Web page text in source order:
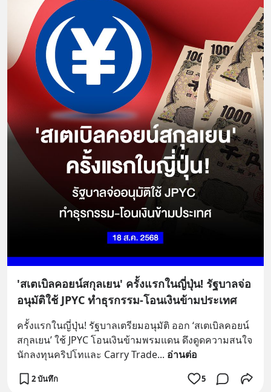
'สเตเบิลคอยน์สกุลเยน' ครั้งแรกในญี่ปุ่น! รัฐบาลจ่อ
อนุมัติใช้ JPYC ทำธุรกรรม-โอนเงินข้ามประเทศ
ครั้งแรกในญี่ปุ่น! รัฐบาลเตรียมอนุมัติ ออก ‘สเตเบิลคอยน์
สกุลเยน’ ใช้ JPYC โอนเงินข้ามพรมแดน ดึงดูดความสนใจ
นักลงทุนคริปโทและ Carry Trade... อ่านต่อ
2 บันทึก 5